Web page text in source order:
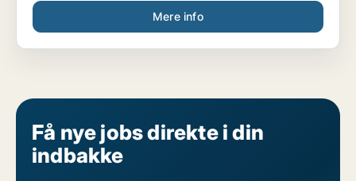
Mere info
Få nye jobs direkte i din
indbakke